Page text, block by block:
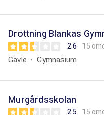
Drottning Blankas
2.6 15
Gävle Gymnasium
Murgårdsskolan
2.5 15